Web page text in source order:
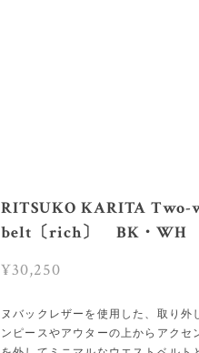
RITSUKO KARITA
belt〔rich〕 BK・WH
¥30,250
ヌバックレザーを使用した、取り外
ンピースやアウターの上からアクセ